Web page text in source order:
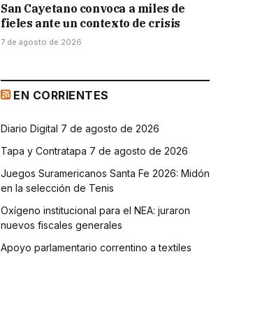
San Cayetano convoca a miles de
fieles ante un contexto de crisis
7 de agosto de 2026
EN CORRIENTES
Diario Digital 7 de agosto de 2026
Tapa y Contratapa 7 de agosto de 2026
Juegos Suramericanos Santa Fe 2026: Midón
en la selección de Tenis
Oxígeno institucional para el NEA: juraron
nuevos fiscales generales
Apoyo parlamentario correntino a textiles